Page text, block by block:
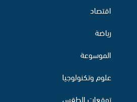
اقتصاد
رياضة
الموسوعة
علوم وتكنولوجيا
توقعات الطقس